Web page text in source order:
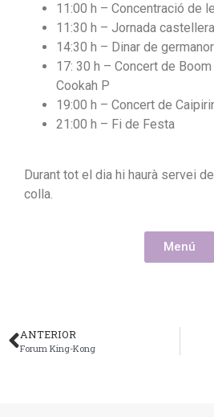
11:00 h – Concentració de
11:30 h – Jornada castellera
14:30 h – Dinar de germanor
17: 30 h – Concert de
Cookah P
19:00 h – Concert de
21:00 h – Fi de Festa
Durant tot el dia hi haurà servei
colla.
Menú
ANTERIOR
Forum King-Kong